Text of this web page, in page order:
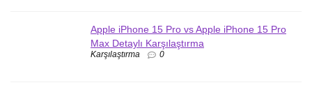
Apple iPhone 15 Pro vs Apple iPhone 15 Pro
Max Detaylı Karşılaştırma
Karşılaştırma 0